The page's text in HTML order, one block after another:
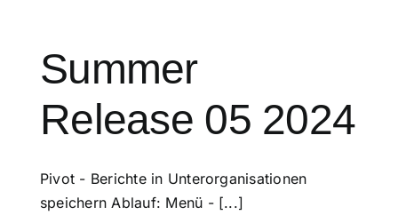
Summer
Release 05 2024
Pivot - Berichte in Unterorganisationen
speichern Ablauf: Menü - [...]